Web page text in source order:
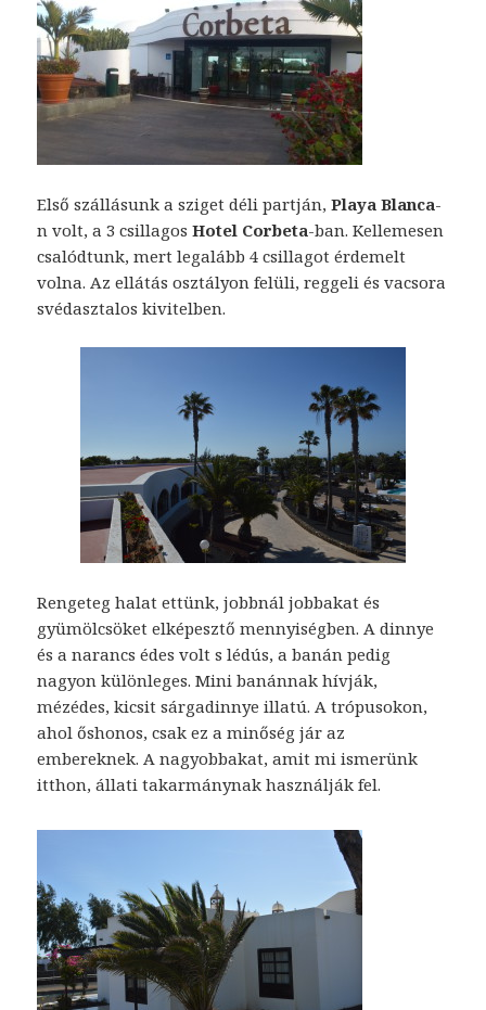
Első szállásunk a sziget déli partján,Playa Blanca-
n volt, a 3 csillagosHotel Corbeta-ban. Kellemesen
csalódtunk, mert legalább 4 csillagot érdemelt
volna. Az ellátás osztályon felüli, reggeli és vacsora
svédasztalos kivitelben.
Rengeteg halat ettünk, jobbnál jobbakat és
gyümölcsöket elképesztő mennyiségben. A dinnye
és a narancs édes volt s lédús, a banán pedig
nagyon különleges. Mini banánnak hívják,
mézédes, kicsit sárgadinnye illatú. A trópusokon,
ahol őshonos, csak ez a minőség jár az
embereknek. A nagyobbakat, amit mi ismerünk
itthon, állati takarmánynak használják fel.